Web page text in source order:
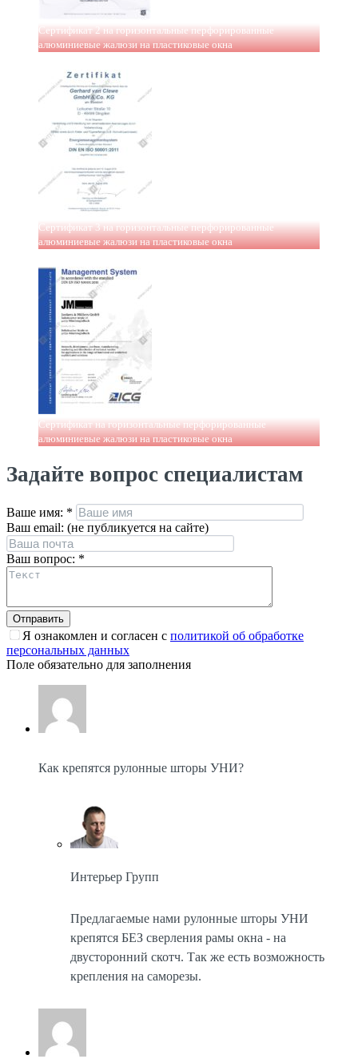
Сертификат 2 на горизонтальные перфорированные
алюминиевые жалюзи на пластиковые окна
Сертификат 3 на горизонтальные перфорированные
алюминиевые жалюзи на пластиковые окна
Сертификат на горизонтальные перфорированные
алюминиевые жалюзи на пластиковые окна
Задайте вопрос специалистам
Ваше имя: *
Ваш email: (не публикуется на сайте)
Ваш вопрос: *
Я ознакомлен и согласен с политикой об обработке
персональных данных
Поле обязательно для заполнения
Как крепятся рулонные шторы УНИ?
Интерьер Групп
Предлагаемые нами рулонные шторы УНИ
крепятся БЕЗ сверления рамы окна - на
двусторонний скотч. Так же есть возможность
крепления на саморезы.